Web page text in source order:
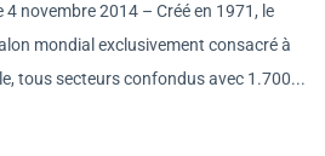
novembre 2014 – Créé en 1971, le
mondial exclusivement consacré à
tous secteurs confondus avec 1.700...